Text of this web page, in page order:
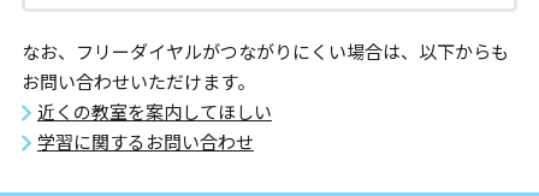
なお、フリーダイヤルがつながりにくい場合は、以下からも
お問い合わせいただけます。
近くの教室を案内してほしい
学習に関するお問い合わせ